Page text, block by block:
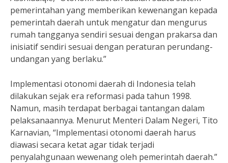
pemerintahan yang memberikan kewenangan kepada
pemerintah daerah untuk mengatur dan mengurus
rumah tangganya sendiri sesuai dengan prakarsa dan
inisiatif sendiri sesuai dengan peraturan perundang-
undangan yang berlaku.”
Implementasi otonomi daerah di Indonesia telah
dilakukan sejak era reformasi pada tahun 1998.
Namun, masih terdapat berbagai tantangan dalam
pelaksanaannya. Menurut Menteri Dalam Negeri, Tito
Karnavian, “Implementasi otonomi daerah harus
diawasi secara ketat agar tidak terjadi
penyalahgunaan wewenang oleh pemerintah daerah.”